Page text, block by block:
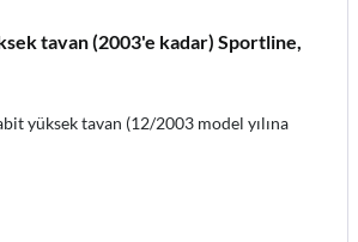
tavan (2003'e kadar) Sportline,
yüksek tavan (12/2003 model yılına